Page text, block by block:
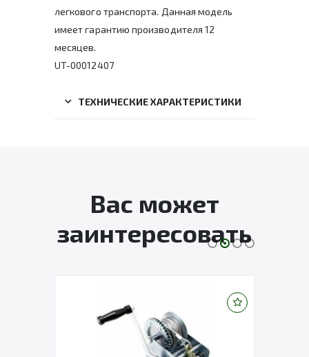
легкового транспорта. Данная модель
имеет гарантию производителя 12
месяцев.
UT-00012407
ТЕХНИЧЕСКИЕ ХАРАКТЕРИСТИКИ
Вас может
заинтересовать